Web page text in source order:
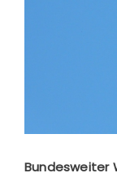
Bundesweiter